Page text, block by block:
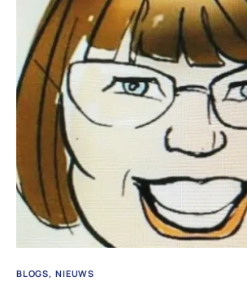
BLOGS NIEUWS